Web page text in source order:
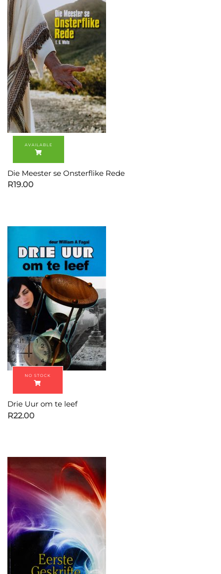
Die Meester se Onsterflike Rede
R19.00
Drie Uur om te leef
R22.00